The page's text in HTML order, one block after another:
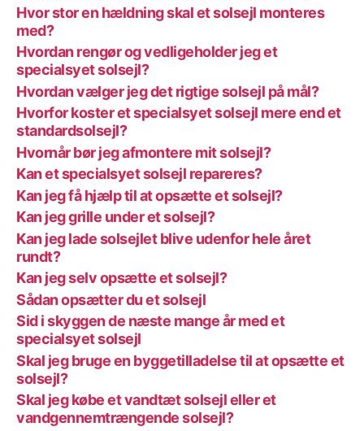
Hvor stor en hældning skal et solsejl monteres
med?
Hvordan rengør og vedligeholder jeg et
specialsyet solsejl?
Hvordan vælger jeg det rigtige solsejl på mål?
Hvorfor koster et specialsyet solsejl mere end et
standardsolsejl?
Hvornår bør jeg afmontere mit solsejl?
Kan et specialsyet solsejl repareres?
Kan jeg få hjælp til at opsætte et solsejl?
Kan jeg grille under et solsejl?
Kan jeg lade solsejlet blive udenfor hele året
rundt?
Kan jeg selv opsætte et solsejl?
Sådan opsætter du et solsejl
Sid i skyggen de næste mange år med et
specialsyet solsejl
Skal jeg bruge en byggetilladelse til at opsætte et
solsejl?
Skal jeg købe et vandtæt solsejl eller et
vandgennemtrængende solsejl?